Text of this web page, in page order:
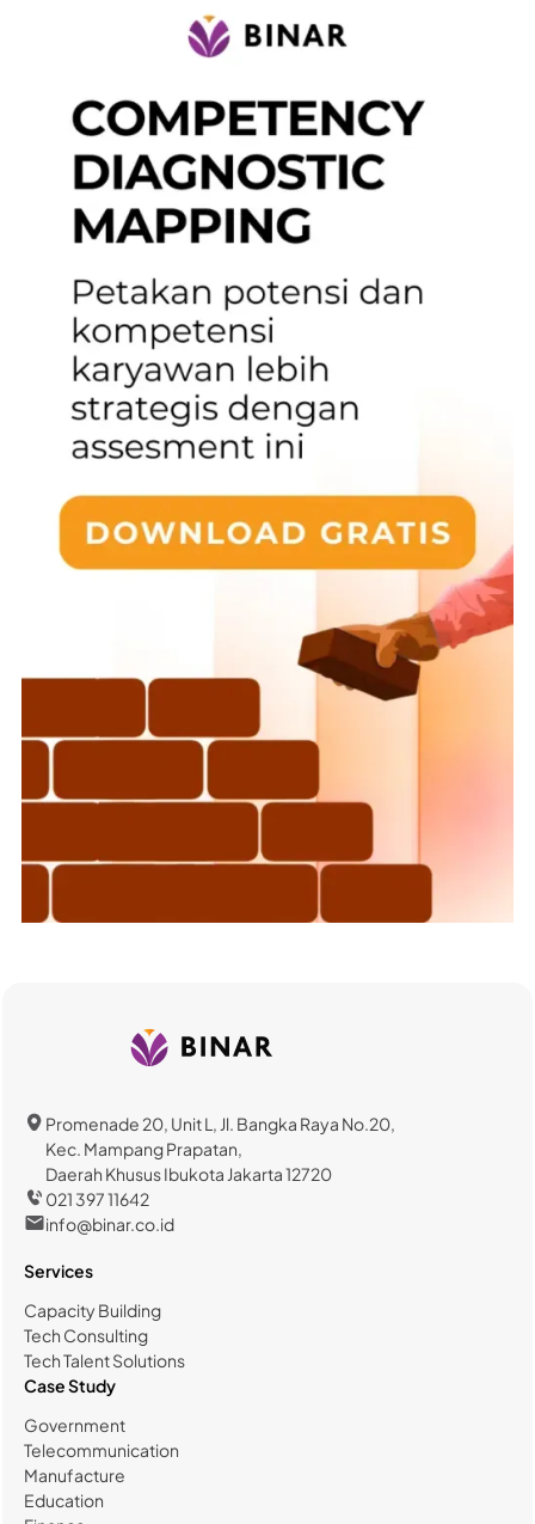
Promenade 20, Unit L, Jl. Bangka Raya No.20,
Kec. Mampang Prapatan,
Daerah Khusus Ibukota Jakarta 12720
021 397 11642
info@binar.co.id
Services
Capacity Building
Tech Consulting
Tech Talent Solutions
Case Study
Government
Telecommunication
Manufacture
Education